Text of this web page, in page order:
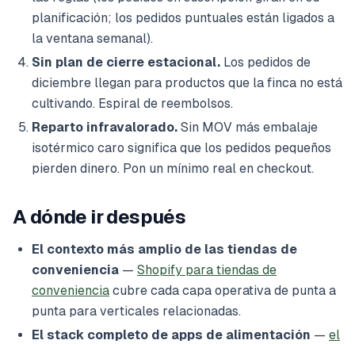
planificación; los pedidos puntuales están ligados a
la ventana semanal).
Sin plan de cierre estacional. Los pedidos de
diciembre llegan para productos que la finca no está
cultivando. Espiral de reembolsos.
Reparto infravalorado. Sin MOV más embalaje
isotérmico caro significa que los pedidos pequeños
pierden dinero. Pon un mínimo real en checkout.
A dónde ir después
El contexto más amplio de las tiendas de
conveniencia — Shopify para tiendas de
conveniencia cubre cada capa operativa de punta a
punta para verticales relacionadas.
El stack completo de apps de alimentación — el